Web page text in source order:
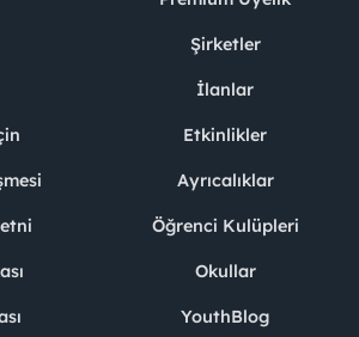
Şirketler
İlanlar
Etkinlikler
Ayrıcalıklar
Öğrenci Kulüpleri
Okullar
YouthBlog